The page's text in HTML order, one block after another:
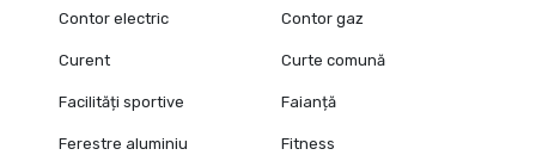
Contor electric Contor gaz
Curent Curte comună
Facilități sportive Faianță
Ferestre aluminiu Fitness